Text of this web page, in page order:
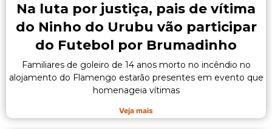
Na luta por justiça, pais de vítima
do Ninho do Urubu vão participar
do Futebol por Brumadinho
Familiares de goleiro de 14 anos morto no incêndio no
alojamento do Flamengo estarão presentes em evento que
homenageia vítimas
Veja mais